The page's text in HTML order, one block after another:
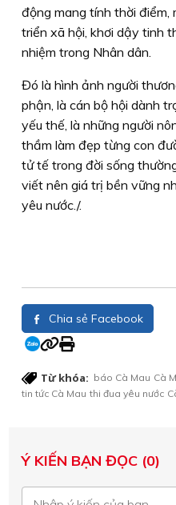
động mang tính thời
triển xã hội, khơi dậy tinh
nhiệm trong Nhân dân.
Đó là hình ảnh người
phận, là cán bộ hội dành
yếu thế, là những người
thầm làm đẹp từng con
tử tế trong đời sống
viết nên giá trị bền vững
yêu nước./.
Chia sẻ Facebook
Từ khóa: báo Cà Mau Cà
tin tức Cà Mau thi đua yêu nước
Ý KIẾN BẠN ĐỌC (0)